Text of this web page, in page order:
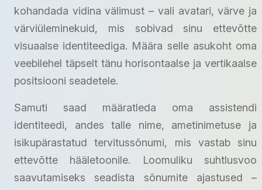
kohandada vidina välimust – vali avatari, värve ja
värviüleminekuid, mis sobivad sinu ettevõtte
visuaalse identiteediga. Määra selle asukoht oma
veebilehel täpselt tänu horisontaalse ja vertikaalse
positsiooni seadetele.
Samuti saad määratleda oma assistendi
identiteedi, andes talle nime, ametinimetuse ja
isikupärastatud tervitussõnumi, mis vastab sinu
ettevõtte hääletoonile. Loomuliku suhtlusvoo
saavutamiseks seadista sõnumite ajastused –